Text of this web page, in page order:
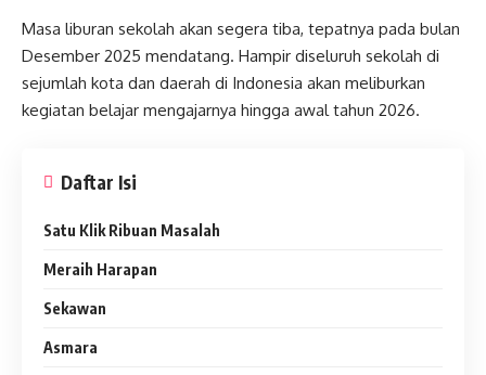
Masa liburan sekolah akan segera tiba, tepatnya pada bulan
Desember 2025 mendatang. Hampir diseluruh sekolah di
sejumlah kota dan daerah di Indonesia akan meliburkan
kegiatan belajar mengajarnya hingga awal tahun 2026.
Daftar Isi
Satu Klik Ribuan Masalah
Meraih Harapan
Sekawan
Asmara